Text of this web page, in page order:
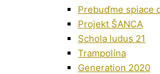
Prebuďme spiace
Projekt ŠANCA
Schola ludus 21
Trampolína
Generation 2020